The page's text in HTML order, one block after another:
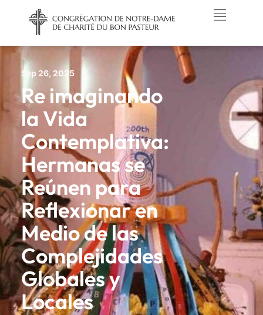
Sep 26, 2025
Re imaginando
la Vida
Contemplativa:
Hermanas se
Reúnen para
Reflexionar en
Medio de las
Complejidades
Globales y
Locales